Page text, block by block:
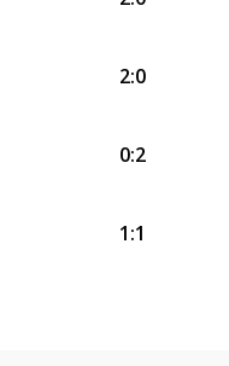
2:0
0:2
1:1